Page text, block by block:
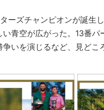
ーズチャンピオンが誕生
青空が広がった。13番
いを演じるなど、見どこ